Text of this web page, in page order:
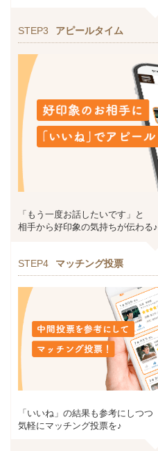
STEP3 アピールタイム
「もう一度お話したいです」と
相手から好印象の気持ちが伝わる♪
STEP4 マッチング投票
「いいね」の結果も参考にしつつ
気軽にマッチング投票を♪